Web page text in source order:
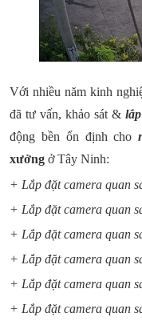
Với nhiều năm kinh
đã tư vấn, khảo sát &
động bền ổn định cho
xưởng ở Tây Ninh:
+ Lắp đặt camera quan
+ Lắp đặt camera quan
+ Lắp đặt camera quan
+ Lắp đặt camera quan
+ Lắp đặt camera quan
+ Lắp đặt camera quan